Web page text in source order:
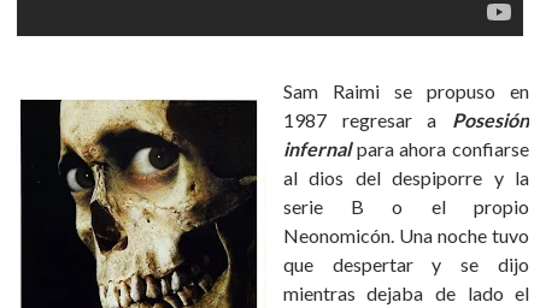
Sam Raimi se propuso en
1987 regresar a Posesión
infernalpara ahora confiarse
al dios del despiporre y la
serie B o el propio
Neonomicón. Una noche tuvo
que despertar y se dijo
mientras dejaba de lado el